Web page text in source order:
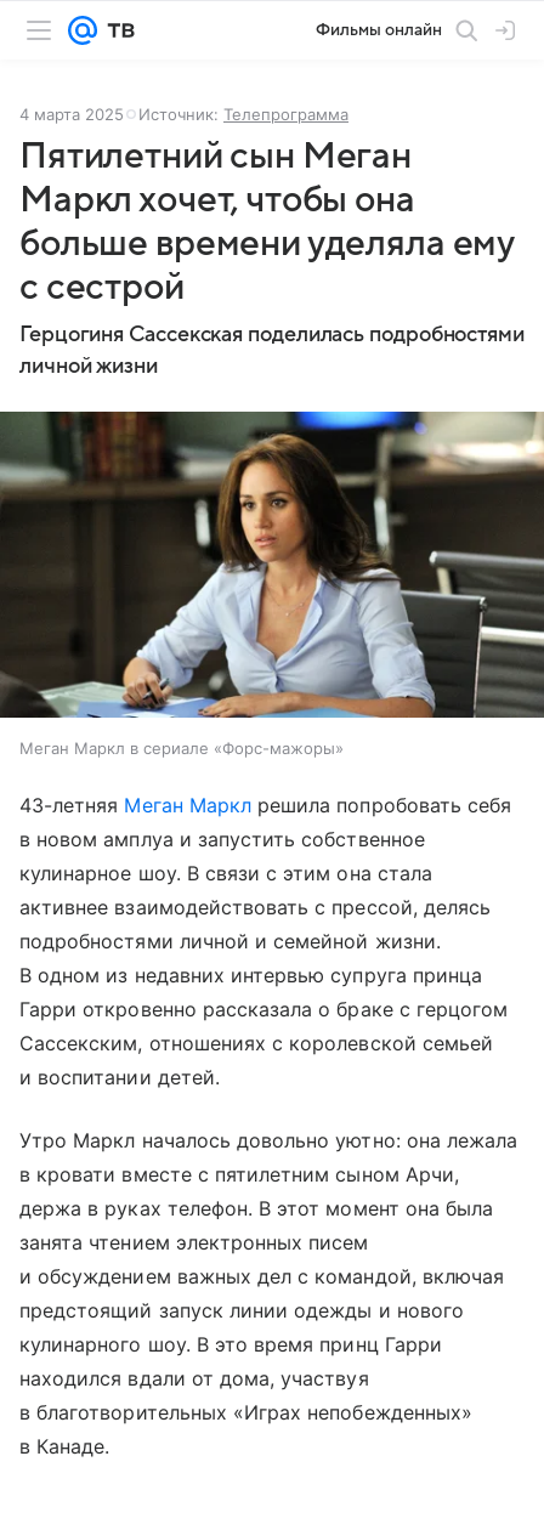
Фильмы онлайн
4 марта 2025 Источник: Телепрограмма
Пятилетний сын Меган
Маркл хочет, чтобы она
больше времени уделяла ему
с сестрой
Герцогиня Сассекская поделилась подробностями
личной жизни
Меган Маркл в сериале «Форс-мажоры»
43-летняя Меган Маркл решила попробовать себя
в новом амплуа и запустить собственное
кулинарное шоу. В связи с этим она стала
активнее взаимодействовать с прессой, делясь
подробностями личной и семейной жизни.
В одном из недавних интервью супруга принца
Гарри откровенно рассказала о браке с герцогом
Сассекским, отношениях с королевской семьей
и воспитании детей.
Утро Маркл началось довольно уютно: она лежала
в кровати вместе с пятилетним сыном Арчи,
держа в руках телефон. В этот момент она была
занята чтением электронных писем
и обсуждением важных дел с командой, включая
предстоящий запуск линии одежды и нового
кулинарного шоу. В это время принц Гарри
находился вдали от дома, участвуя
в благотворительных «Играх непобежденных»
в Канаде.